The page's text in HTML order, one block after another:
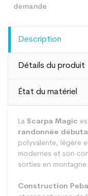
Description
Détails du produit
État du matériel
La Scarpa Magic
randonnée
polyvalente, légère
modernes et son
sorties en
Construction